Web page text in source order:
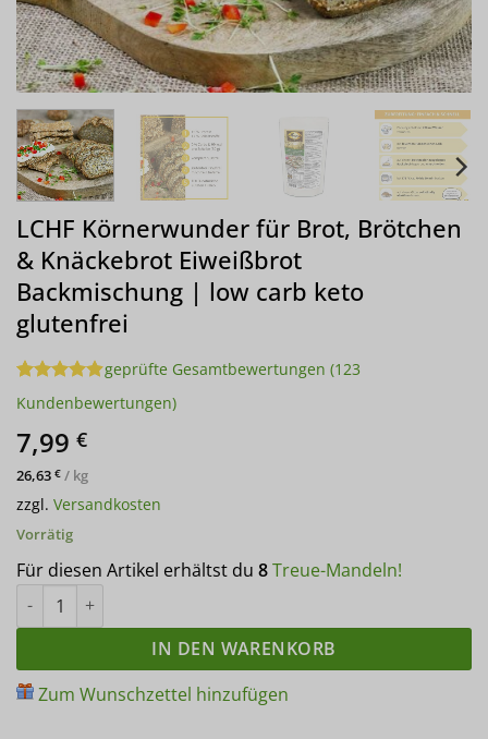
LCHF Körnerwunder für Brot, Brötchen
& Knäckebrot Eiweißbrot
Backmischung | low carb keto
glutenfrei
Bewertet
mit4.91
basierend
123
Kundenbewertungen
geprüfte Gesamtbewertungen (123
Kundenbewertungen)
7,99 €
26,63 € / kg
zzgl. Versandkosten
Vorrätig
Für diesen Artikel erhältst du 8Treue-Mandeln!
LCHF Körnerwunder für Brot, Brötchen & Knäckebrot
IN DEN WARENKORB
Zum Wunschzettel hinzufügen